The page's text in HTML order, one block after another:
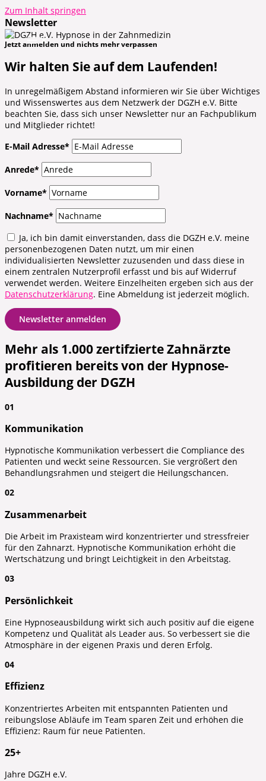
Zum Inhalt springen
Newsletter
Jetzt anmelden und nichts mehr verpassen
Wir halten Sie auf dem Laufenden!
In unregelmäßigem Abstand informieren wir Sie über Wichtiges
und Wissenswertes aus dem Netzwerk der DGZH e.V. Bitte
beachten Sie, dass sich unser Newsletter nur an Fachpublikum
und Mitglieder richtet!
E-Mail Adresse*
Anrede*
Vorname*
Nachname*
Ja, ich bin damit einverstanden, dass die DGZH e.V. meine
personenbezogenen Daten nutzt, um mir einen
individualisierten Newsletter zuzusenden und dass diese in
einem zentralen Nutzerprofil erfasst und bis auf Widerruf
verwendet werden. Weitere Einzelheiten ergeben sich aus der
Datenschutzerklärung. Eine Abmeldung ist jederzeit möglich.
Mehr als 1.000 zertifzierte Zahnärzte
profitieren bereits von der Hypnose-
Ausbildung der DGZH
01
Kommunikation
Hypnotische Kommunikation verbessert die Compliance des
Patienten und weckt seine Ressourcen. Sie vergrößert den
Behandlungsrahmen und steigert die Heilungschancen.
02
Zusammenarbeit
Die Arbeit im Praxisteam wird konzentrierter und stressfreier
für den Zahnarzt. Hypnotische Kommunikation erhöht die
Wertschätzung und bringt Leichtigkeit in den Arbeitstag.
03
Persönlichkeit
Eine Hypnoseausbildung wirkt sich auch positiv auf die eigene
Kompetenz und Qualität als Leader aus. So verbessert sie die
Atmosphäre in der eigenen Praxis und deren Erfolg.
04
Effizienz
Konzentriertes Arbeiten mit entspannten Patienten und
reibungslose Abläufe im Team sparen Zeit und erhöhen die
Effizienz: Raum für neue Patienten.
25+
Jahre DGZH e.V.